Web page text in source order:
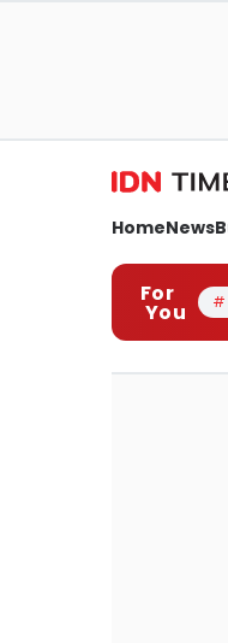
HomeNews
For
You #